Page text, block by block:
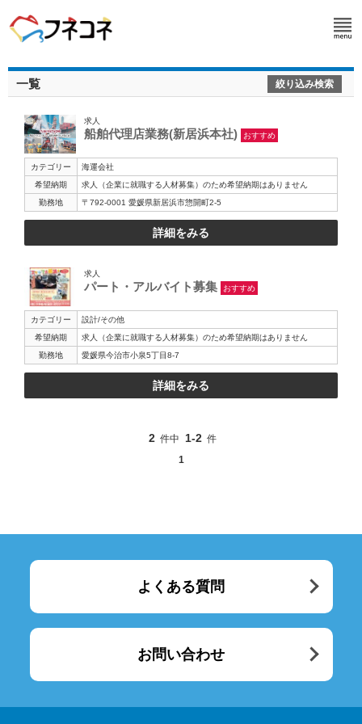
一覧 絞り込み検索
求人
船舶代理店業務(新居浜本社) おすすめ
カテゴリー
海運会社
希望納期
求人（企業に就職する人材募集）のため希望納期はありません
勤務地
〒792-0001 愛媛県新居浜市惣開町2-5
詳細をみる
求人
パート・アルバイト募集 おすすめ
カテゴリー
設計/その他
希望納期
求人（企業に就職する人材募集）のため希望納期はありません
勤務地
愛媛県今治市小泉5丁目8-7
詳細をみる
2 件中 1-2 件
1
よくある質問
お問い合わせ